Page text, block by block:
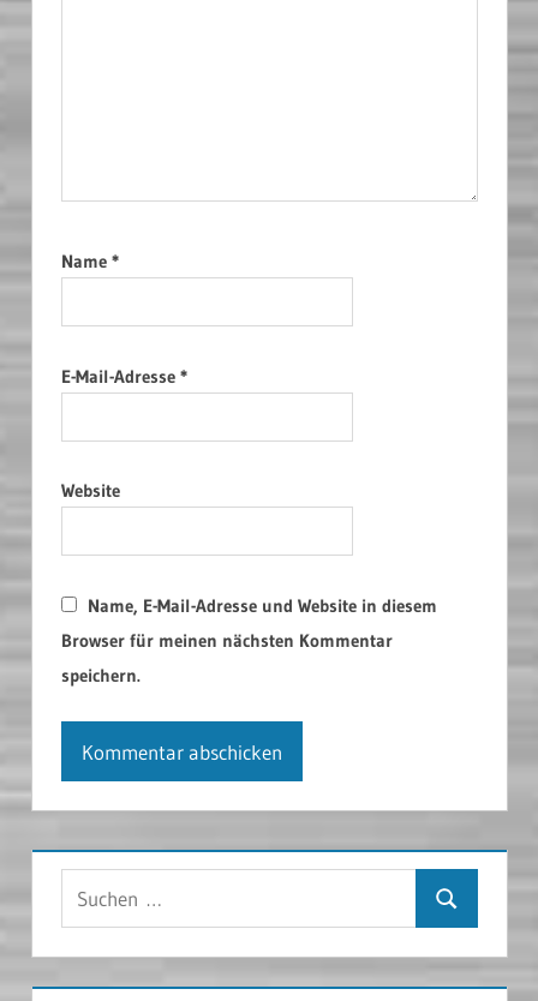
Name *
E-Mail-Adresse *
Website
Name, E-Mail-Adresse und Website in diesem
Browser für meinen nächsten Kommentar
speichern.
Suchen